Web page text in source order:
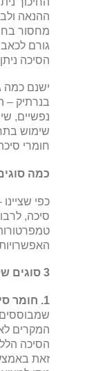
ההנאה
מחסור
גורם
הסיכה
ישנם כמה
בנרתיק –
נפשיים,
שימוש
חומרי
כמה
כפי
סיכה,
האפשרויות. לפניכם 3
3 סוגים של חומרי סיכה והמאפיינים של כל סוג
1. חומר סיכה שמבוסס על מים –
שמבוססים
המקרים לא
הסיכה
זאת